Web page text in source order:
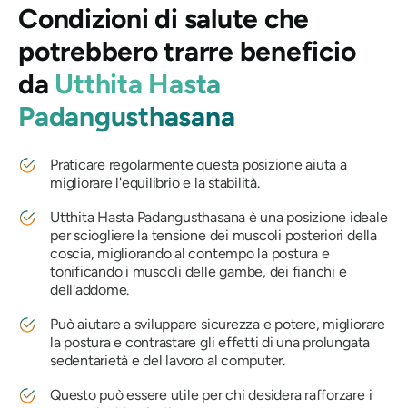
Condizioni di salute che
potrebbero trarre beneficio
da Utthita Hasta
Padangusthasana
Praticare regolarmente questa posizione aiuta a
migliorare l'equilibrio e la stabilità.
Utthita Hasta Padangusthasana è una posizione ideale
per sciogliere la tensione dei muscoli posteriori della
coscia, migliorando al contempo la postura e
tonificando i muscoli delle gambe, dei fianchi e
dell'addome.
Può aiutare a sviluppare sicurezza e potere, migliorare
la postura e contrastare gli effetti di una prolungata
sedentarietà e del lavoro al computer.
Questo può essere utile per chi desidera rafforzare i